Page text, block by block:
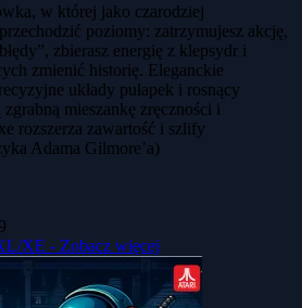
w której jako czarodziej
poziomy: zatrzymujesz akcję,
zbierasz energię z klepsydr i
zmienić historię. Eleganckie
układy pułapek i rosnący
mieszankę zręczności i
rozszerza zawartość i szlify
Adama Gilmore’a)
9
XE - Zobacz więcej